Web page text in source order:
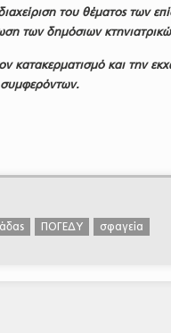
του θέματος των
των δημόσιων
κατακερματισμό και την
συμφερόντων.
ΠΟΓΕΔΥ σφαγεία